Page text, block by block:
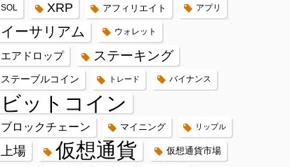
SOL XRP アフィリエイト アプリ
イーサリアム ウォレット
エアドロップ ステーキング
ステーブルコイン トレード バイナンス
ビットコイン
ブロックチェーン マイニング リップル
上場 仮想通貨 仮想通貨市場